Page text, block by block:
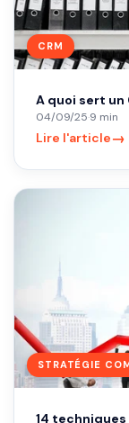
CRM
A quoi sert un
04/09/25·9 min
Lire l'article→
STRATÉGIE
14